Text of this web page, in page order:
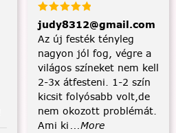
judy8312@gmail.com
Az új festék tényleg
nagyon jól fog, végre a
világos színeket nem kell
2-3x átfesteni. 1-2 szín
kicsit folyósabb volt,de
nem okozott problémát.
Ami ki ...More